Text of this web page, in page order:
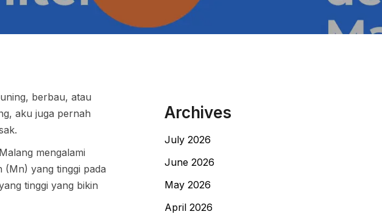
berbau, atau
aku juga pernah
mengalami
(Mn) yang tinggi pada
tinggi yang bikin
Archives
July 2026
June 2026
May 2026
April 2026